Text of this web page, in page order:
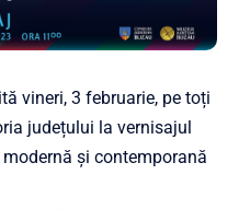
vineri, 3 februarie, pe toți
județului la vernisajul
și contemporană